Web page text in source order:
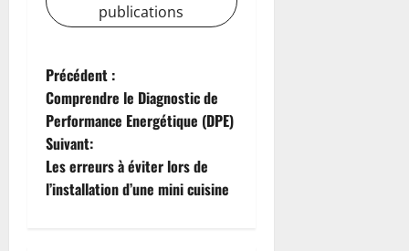
publications
N
a
v
i
Précédent :
Comprendre le Diagnostic de
Performance Energétique (DPE)
Suivant:
Les erreurs à éviter lors de
l’installation d’une mini cuisine